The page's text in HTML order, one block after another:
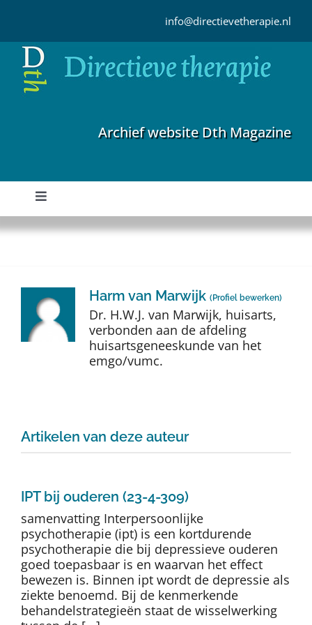
inhoud
info@directievetherapie.nl
Archief website Dth Magazine
Toggle
Navigation
Home
Auteurs
Harm van Marwijk ( Profiel bewerken)
Dr. H.W.J. van Marwijk, huisarts,
verbonden aan de afdeling
huisartsgeneeskunde van het
emgo/vumc.
Artikelen van deze auteur
IPT bij ouderen (23-4-309)
samenvatting Interpersoonlijke
psychotherapie (ipt) is een kortdurende
psychotherapie die bij depressieve ouderen
goed toepasbaar is en waarvan het effect
bewezen is. Binnen ipt wordt de depressie als
ziekte benoemd. Bij de kenmerkende
behandelstrategieën staat de wisselwerking